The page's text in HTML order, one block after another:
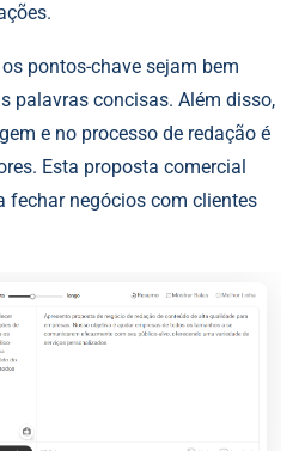
pontos-chave sejam bem
palavras concisas. Além disso,
e no processo de redação é
Esta proposta comercial
fechar negócios com clientes